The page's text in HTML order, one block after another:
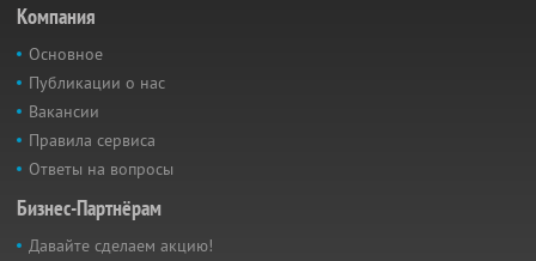
Компания
Основное
Публикации о нас
Вакансии
Правила сервиса
Ответы на вопросы
Бизнес-Партнёрам
Давайте сделаем акцию!